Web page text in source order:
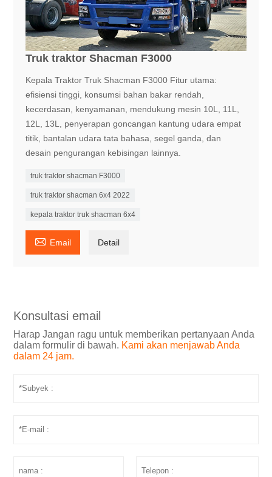
Truk traktor Shacman F3000
Kepala Traktor Truk Shacman F3000 Fitur utama:
efisiensi tinggi, konsumsi bahan bakar rendah,
kecerdasan, kenyamanan, mendukung mesin 10L, 11L,
12L, 13L, penyerapan goncangan kantung udara empat
titik, bantalan udara tata bahasa, segel ganda, dan
desain pengurangan kebisingan lainnya.
truk traktor shacman F3000
truk traktor shacman 6x4 2022
kepala traktor truk shacman 6x4
 Email Detail
Konsultasi email
Harap Jangan ragu untuk memberikan pertanyaan Anda
dalam formulir di bawah. Kami akan menjawab Anda
dalam 24 jam.